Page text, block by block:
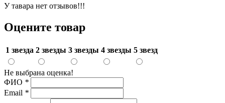
У тавара нет отзывов!!!
Оцените товар
1 звезда 2 звезды 3 звезды 4 звезды 5 звезд
Не выбрана оценка!
ФИО *
Email *